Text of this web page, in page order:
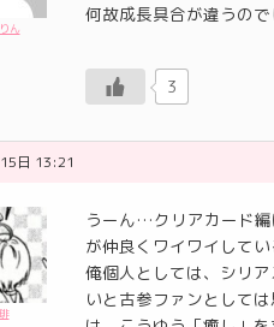
ん
何故成長具合が違うので
3
日 13:21
うーん…クリアカード
が仲良くワイワイして
俺個人としては、シリ
いと古参ファンとして